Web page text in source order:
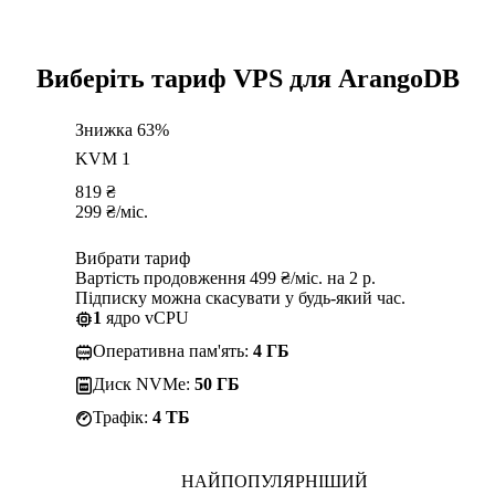
Виберіть тариф VPS для ArangoDB
Знижка 63%
KVM 1
819 ₴
299 ₴/міс.
Вибрати тариф
Вартість продовження 499 ₴/міс. на 2 р.
Підписку можна скасувати у будь-який час.
1 ядро vCPU
Оперативна пам'ять: 4 ГБ
Диск NVMe: 50 ГБ
Трафік: 4 TБ
НАЙПОПУЛЯРНІШИЙ